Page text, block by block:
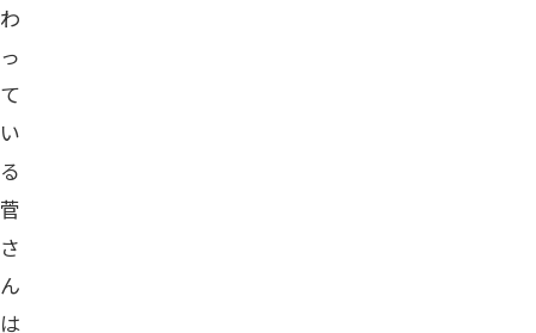
わ
っ
て
い
る
菅
さ
ん
は